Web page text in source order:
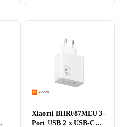
Xiaomi BHR087MEU 3-
Port USB 2 x USB-C